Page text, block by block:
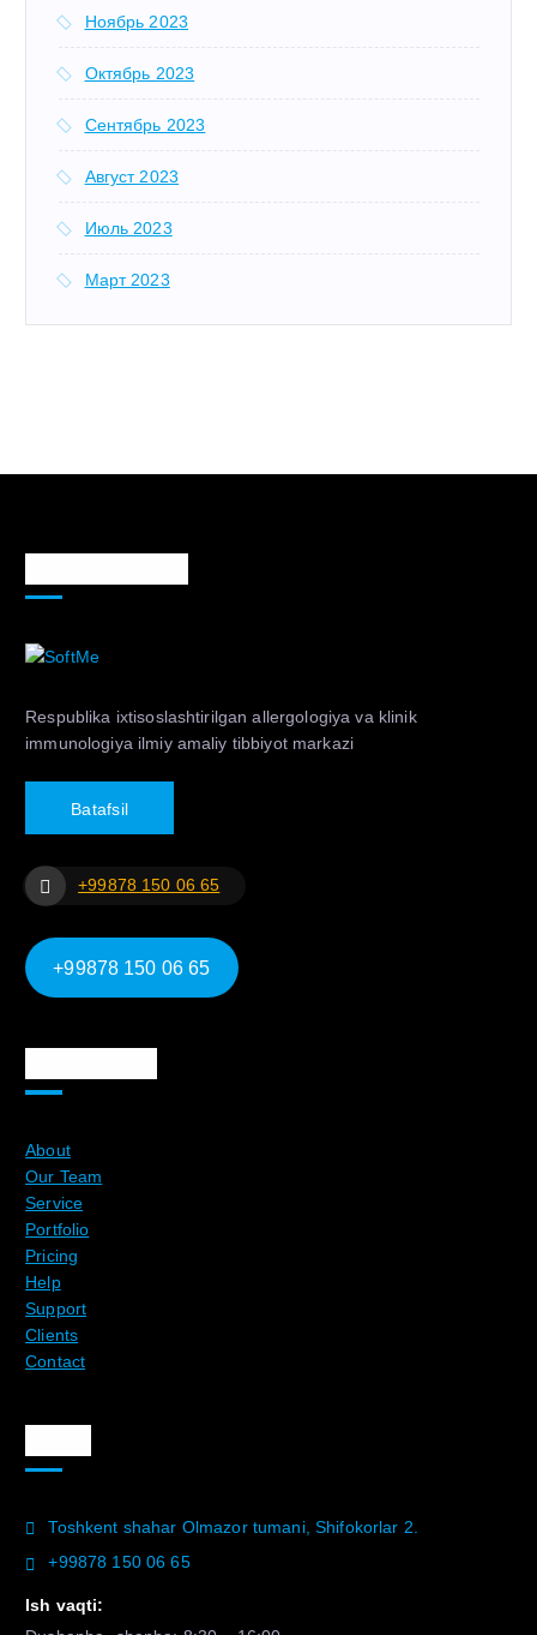
Ноябрь 2023
Октябрь 2023
Сентябрь 2023
Август 2023
Июль 2023
Март 2023
Respublika ixtisoslashtirilgan allergologiya va klinik
immunologiya ilmiy amaliy tibbiyot markazi
Batafsil
+99878 150 06 65
+99878 150 06 65
About
Our Team
Service
Portfolio
Pricing
Help
Support
Clients
Contact
Toshkent shahar Olmazor tumani, Shifokorlar 2.
+99878 150 06 65
Ish vaqti: